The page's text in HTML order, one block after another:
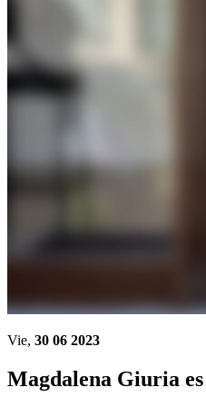
Vie, 30 06 2023
Magdalena Giuria